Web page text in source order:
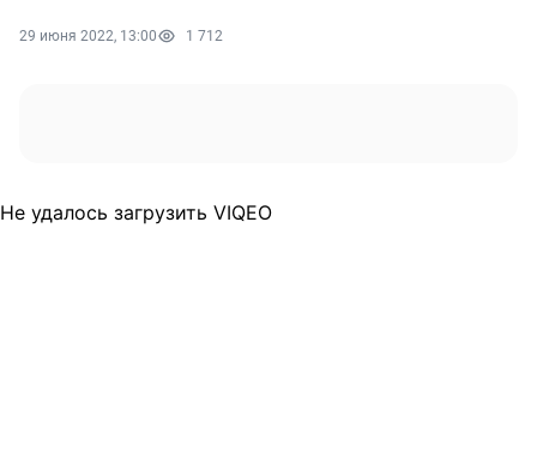
29 июня 2022, 13:00 1 712
Не удалось загрузить VIQEO